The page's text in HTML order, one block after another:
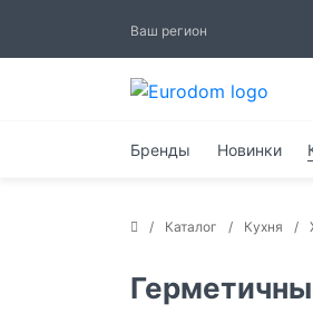
Ваш регион
Бренды Новинки
Каталог Кухня